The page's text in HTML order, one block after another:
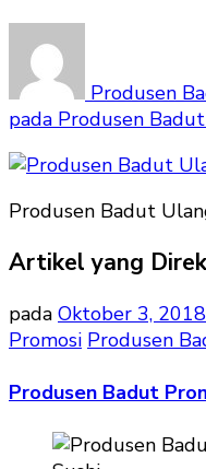
Produsen
pada Produsen
Produsen Badut
Artikel yang
pada Oktober 3, 2018
Promosi Produsen
Produsen Badut